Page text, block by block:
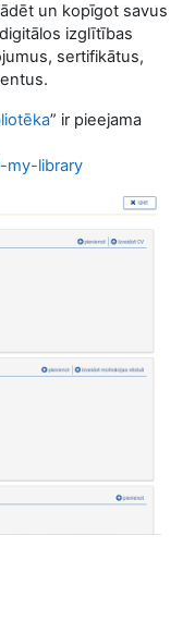
un kopīgot savus
izglītības
sertifikātus,
” ir pieejama
my-library